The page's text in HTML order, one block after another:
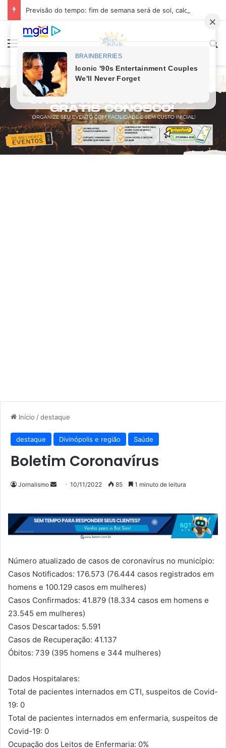
Menu
Início /destaque
destaque Divinópolis e região Saúde
Boletim Coronavírus
Jornalismo
Mande
mail
10/11/2022 85 1 minuto de leitura
Número atualizado de casos de coronavírus no município:
Casos Notificados: 176.573 (76.444 casos registrados em
homens e 100.129 casos em mulheres)
Casos Confirmados: 41.879 (18.334 casos em homens e
23.545 em mulheres)
Casos Descartados: 5.591
Casos de Recuperação: 41.137
Óbitos: 739 (395 homens e 344 mulheres)
Dados Hospitalares:
Total de pacientes internados em CTI, suspeitos de Covid-
19: 0
Total de pacientes internados em enfermaria, suspeitos de
Covid-19: 0
Ocupação dos Leitos de Enfermaria: 0%